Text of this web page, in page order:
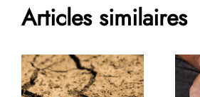
Articles similaires